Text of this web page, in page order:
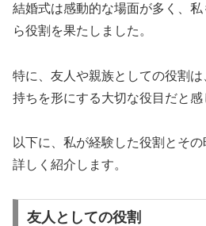
結婚式は感動的な場面が多く、
ら役割を果たしました。
特に、友人や親族としての役割
持ちを形にする大切な役目だと感
以下に、私が経験した役割とそ
詳しく紹介します。
友人としての役割